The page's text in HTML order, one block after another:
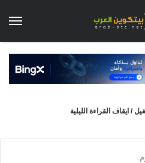
/ ايقاف القراءة الليلية